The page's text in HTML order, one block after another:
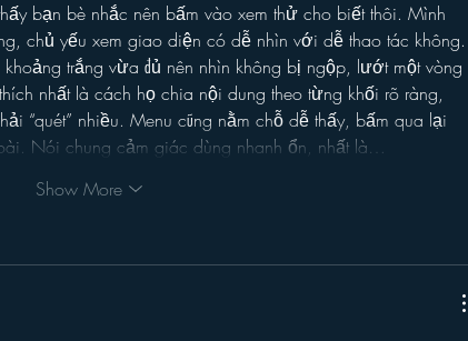
bạn bè nhắc nên bấm vào xem thử cho biết thôi. Mình
chủ yếu xem giao diện có dễ nhìn với dễ thao tác không.
trắng vừa đủ nên nhìn không bị ngộp, lướt một vòng
nhất là cách họ chia nội dung theo từng khối rõ ràng,
“quét” nhiều. Menu cũng nằm chỗ dễ thấy, bấm qua lại
Nói chung cảm giác dùng nhanh ổn, nhất là…
Show More